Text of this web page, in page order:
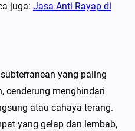
juga: Jasa Anti Rayap di
yang paling
cenderung menghindari
atau cahaya terang.
yang gelap dan lembab,